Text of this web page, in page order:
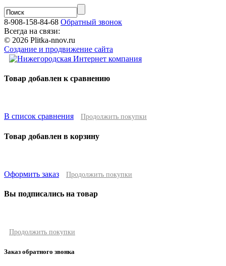
8-908-158-84-68 Обратный звонок
Всегда на связи:
© 2026 Plitka-nnov.ru
Создание и продвижение сайта
Товар добавлен к сравнению
В список сравнения Продолжить покупки
Товар добавлен в корзину
Оформить заказ Продолжить покупки
Вы подписались на товар
Продолжить покупки
Заказ обратного звонка